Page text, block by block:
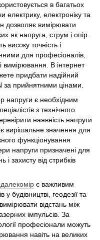
в багатьох
електрику, електроніку та
дозволяє вимірювати
як напруга, струм і опір.
високу точність і
для професіоналів,
вимірювання. В інтернет
придбати надійний
за прийнятними цінами.
напруги є необхідним
з технічного
наявність напруги
вирішальне значення для
функціонування
напруги призначені для
захисту від стрибків
є важливим
будівництві, геодезії та
відстань між
імпульсів. За
професіонали можуть
навіть на великих